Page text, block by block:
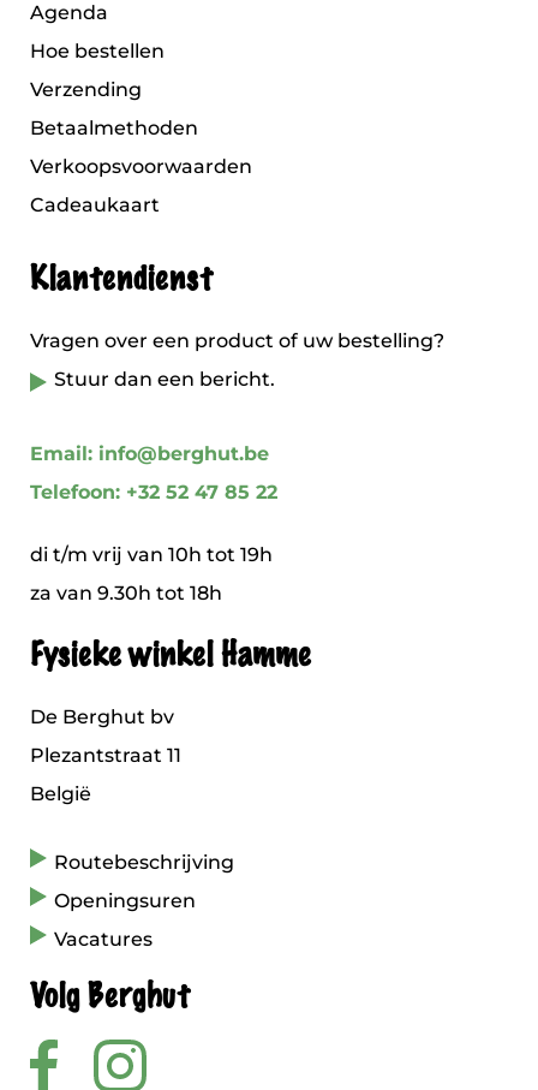
Agenda
Hoe bestellen
Verzending
Betaalmethoden
Verkoopsvoorwaarden
Cadeaukaart
Klantendienst
Vragen over een product of uw bestelling?
Stuur dan een bericht.
Email: info@berghut.be
Telefoon: +32 52 47 85 22
di t/m vrij van 10h tot 19h
za van 9.30h tot 18h
Fysieke winkel Hamme
De Berghut bv
Plezantstraat 11
België
Routebeschrijving
Openingsuren
Vacatures
Volg Berghut